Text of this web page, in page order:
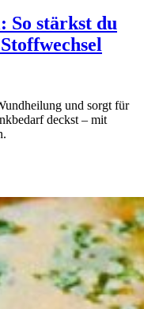
So stärkst du
und sorgt für
deckst – mit